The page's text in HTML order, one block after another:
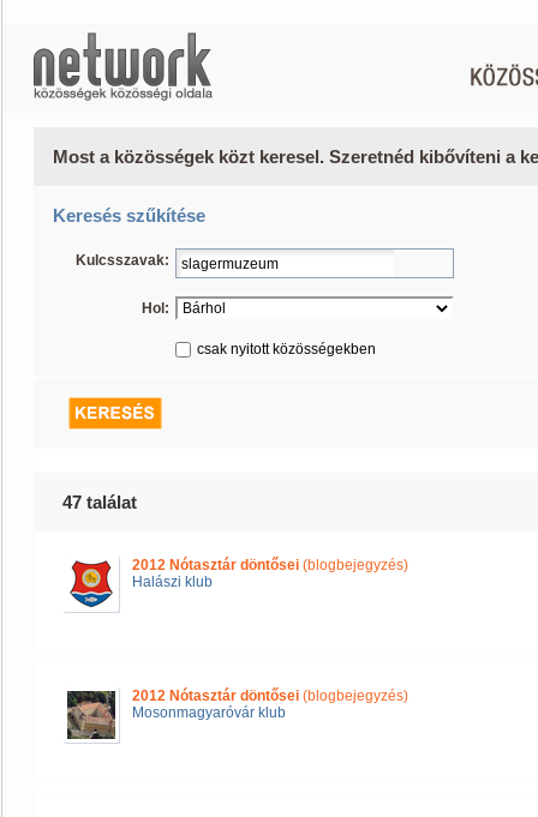
Most a közösségek közt keresel. Szeretnéd kibővíteni a
Keresés szűkítése
Kulcsszavak:
Hol:
csak nyitott közösségekben
47 találat
2012 Nótasztár döntősei (blogbejegyzés)
Halászi klub
2012 Nótasztár döntősei (blogbejegyzés)
Mosonmagyaróvár klub